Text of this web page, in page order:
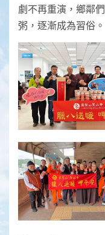
劇不再重演，鄉鄰
粥，逐漸成為習俗。